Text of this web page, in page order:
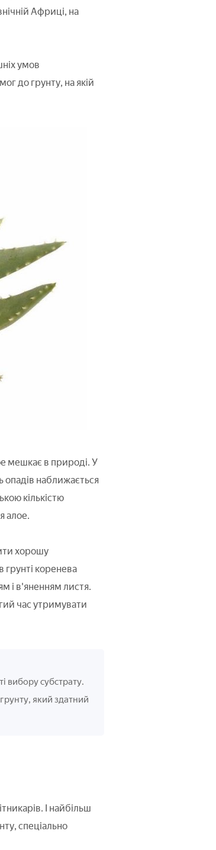
Африці, на
умов
до грунту, на якій
мешкає в природі. У
опадів наближається
кількістю
алое.
хорошу
грунті коренева
і в'яненням листя.
час утримувати
вибору субстрату.
який здатний
І найбільш
спеціально